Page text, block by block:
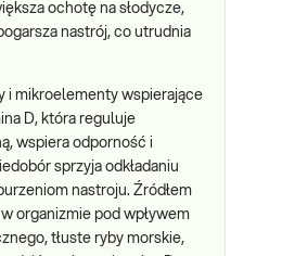
ochotę na słodycze,
nastrój, co utrudnia
i mikroelementy wspierające
D, która reguluje
wspiera odporność i
sprzyja odkładaniu
nastroju. Źródłem
organizmie pod wpływem
tłuste ryby morskie,